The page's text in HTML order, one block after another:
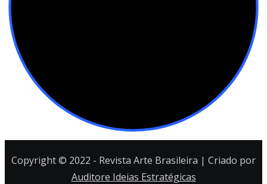
Copyright © 2022 - Revista Arte Brasileira | Criado por
Auditore Ideias Estratégicas